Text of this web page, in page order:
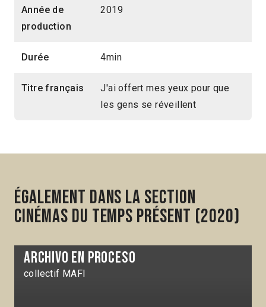
Année de
production
2019
Durée 4min
Titre français
J'ai offert mes yeux pour que
les gens se réveillent
Également dans la section
Cinémas du temps présent (2020)
Archivo en proceso
collectif MAFI